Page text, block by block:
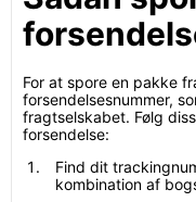
For at spore en pakke
forsendelsesnummer,
fragtselskabet. Følg
forsendelse:
Find dit
kombination af